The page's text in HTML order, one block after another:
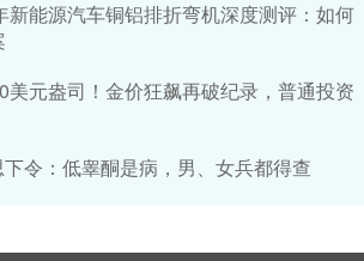
新能源汽车铜铝排折弯机深度测评：如何
美元盎司！金价狂飙再破纪录，普通投资
令：低睾酮是病，男、女兵都得查